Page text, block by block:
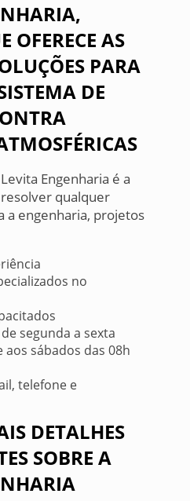
OFERECE AS
PARA
DE
Engenharia é a
qualquer
a engenharia, projetos
no
segunda a sexta
aos sábados das 08h
telefone e
DETALHES
SOBRE A